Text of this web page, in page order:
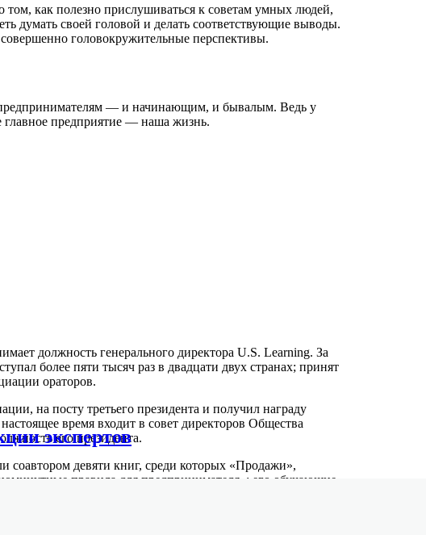
том, как полезно прислушиваться к советам умных людей,
думать своей головой и делать соответствующие выводы.
головокружительные перспективы.
— и начинающим, и бывалым. Ведь у
главное предприятие — наша жизнь.
должность генерального директора U.S. Learning. За
более пяти тысяч раз в двадцати двух странах; принят
ораторов.
на посту третьего президента и получил награду
время входит в совет директоров Общества
его президента.
соавтором девяти книг, среди которых «Продажи»,
правила для предпринимателя»; его обучающие
экспертов